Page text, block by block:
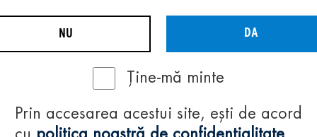
NU DA
Ține-mă minte
Prin accesarea acestui site, ești de acord